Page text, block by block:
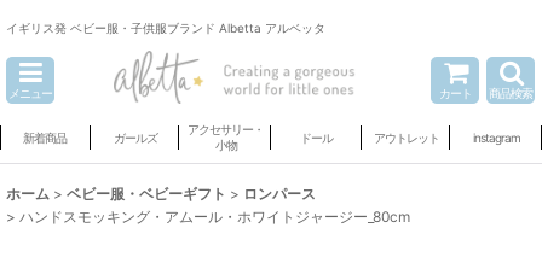
イギリス発 ベビー服・子供服ブランド Albetta アルベッタ
メニュー カート 商品検索
新着商品 ガールズ
アクセサリー・
小物
ドール アウトレット instagram
ホーム > ベビー服・ベビーギフト > ロンパース
> ハンドスモッキング・アムール・ホワイトジャージー_80cm